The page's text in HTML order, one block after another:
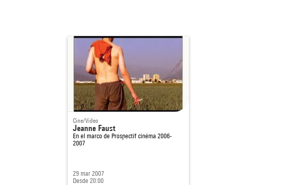
Cine/Video
Jeanne Faust
En el marco de Prospectif cinéma 2006-
2007
29 mar 2007
Desde 20:00